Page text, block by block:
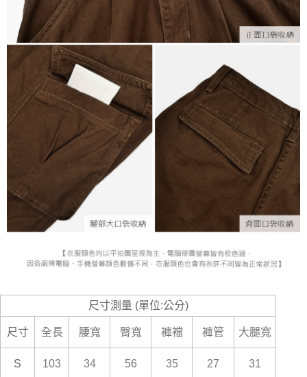
尺寸測量 (單位:公分)
尺寸 全長 腰寬 臀寬 褲襠 褲管 大腿寬
S 103 34 56 35 27 31